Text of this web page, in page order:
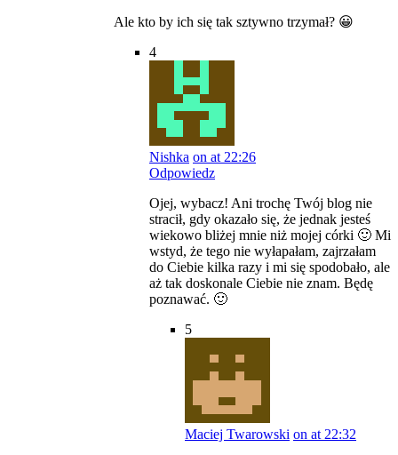
Ale kto by ich się tak sztywno trzymał? 😀
4
Nishka on at 22:26
Odpowiedz
Ojej, wybacz! Ani trochę Twój blog nie
stracił, gdy okazało się, że jednak jesteś
wiekowo bliżej mnie niż mojej córki 🙂 Mi
wstyd, że tego nie wyłapałam, zajrzałam
do Ciebie kilka razy i mi się spodobało, ale
aż tak doskonale Ciebie nie znam. Będę
poznawać. 🙂
5
Maciej Twarowski on at 22:32